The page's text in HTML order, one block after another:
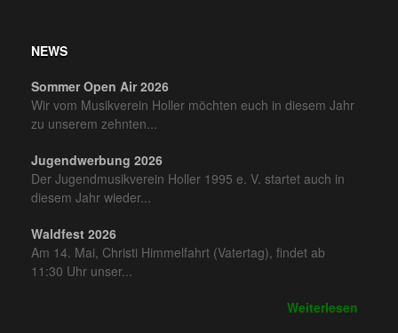
NEWS
Sommer Open Air 2026
Wir vom Musikverein Holler möchten euch in diesem Jahr
zu unserem zehnten...
Jugendwerbung 2026
Der Jugendmusikverein Holler 1995 e. V. startet auch in
diesem Jahr wieder...
Waldfest 2026
Am 14. Mai, Christi Himmelfahrt (Vatertag), findet ab
11:30 Uhr unser...
Weiterlesen